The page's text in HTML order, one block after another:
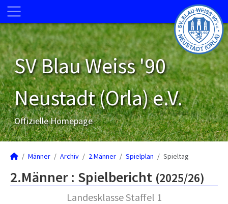
SV Blau Weiss '90
Neustadt (Orla) e.V.
Offizielle Homepage
Männer Archiv 2.Männer Spielplan Spieltag
2.Männer : Spielbericht (2025/26)
Landesklasse Staffel 1